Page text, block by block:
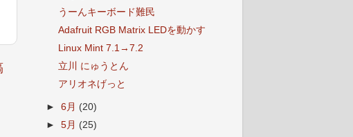
うーんキーボード難民
Adafruit RGB Matrix LEDを動かす
Linux Mint 7.1→7.2
立川 にゅうとん
アリオネげっと
►6月 (20)
►5月 (25)